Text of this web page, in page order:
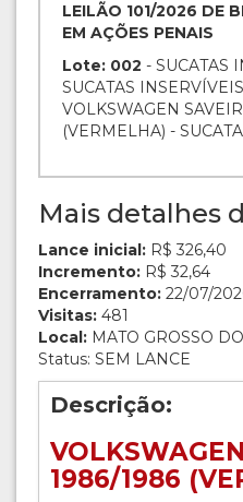
LEILÃO 101/2026 DE
EM AÇÕES PENAIS
Lote: 002 - SUCATAS
SUCATAS INSERVÍVEIS
VOLKSWAGEN
(VERMELHA) -
Mais detalhes
Lance inicial: R$ 326,40
Incremento: R$ 32,64
Encerramento: 22/07/
Visitas: 481
Local: MATO GROSSO
Status: SEM LANCE
Descrição:
1986/1986